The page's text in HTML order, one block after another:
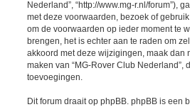
Nederland”, “http://www.mg-r.nl/forum”),
met deze voorwaarden, bezoek of
om de voorwaarden op ieder moment te
brengen, het is echter aan te raden om
akkoord met deze wijzigingen, maak dan
maken van “MG-Rover Club
toevoegingen.
Dit forum draait op phpBB. phpBB is een